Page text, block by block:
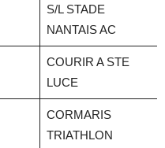
S/L STADE
NANTAIS AC
COURIR A STE
LUCE
CORMARIS
TRIATHLON